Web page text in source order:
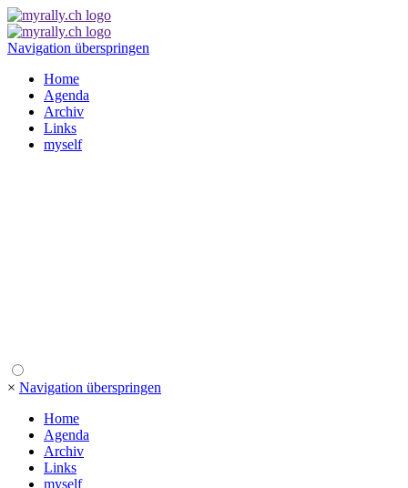
Navigation überspringen
Home
Agenda
Archiv
Links
myself
× Navigation überspringen
Home
Agenda
Archiv
Links
myself